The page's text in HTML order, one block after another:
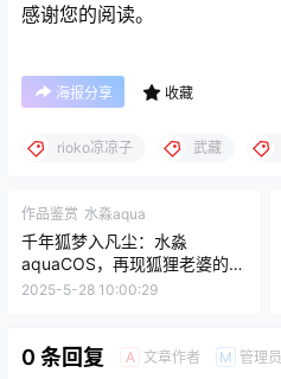
感谢您的阅读。
海报分享 收藏
rioko凉凉子 武藏
作品鉴赏 水淼aqua
千年狐梦入凡尘：水淼
aquaCOS，再现狐狸老婆的致
命诱惑
2025-5-28 10:00:29
0 条回复 A 文章作者 M 管理员